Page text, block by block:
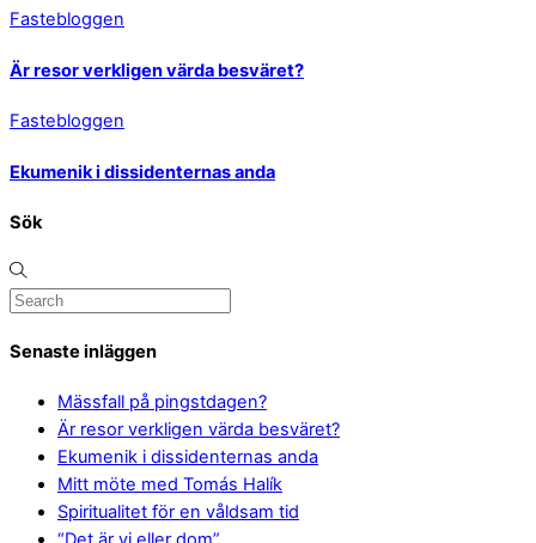
Fastebloggen
Är resor verkligen värda besväret?
Fastebloggen
Ekumenik i dissidenternas anda
Sök
Senaste inläggen
Mässfall på pingstdagen?
Är resor verkligen värda besväret?
Ekumenik i dissidenternas anda
Mitt möte med Tomás Halík
Spiritualitet för en våldsam tid